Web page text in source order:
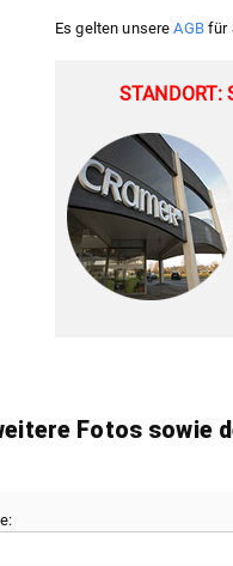
Es gelten unsereAGBfür
STANDORT:
Fotos sowie